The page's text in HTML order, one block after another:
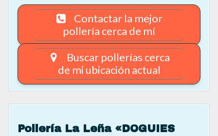
Se recomienda contactar con el proveedor para
Contactar la mejor
pollería cerca de mí
Buscar pollerías cerca
de mi ubicación actual
Pollería La Leña «DOGUIES